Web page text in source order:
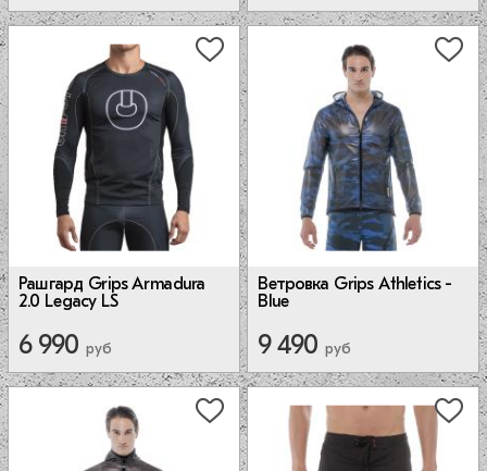
Рашгард Grips Armadura
2.0 Legacy LS
6 990 руб
Ветровка Grips Athletics -
Blue
9 490 руб